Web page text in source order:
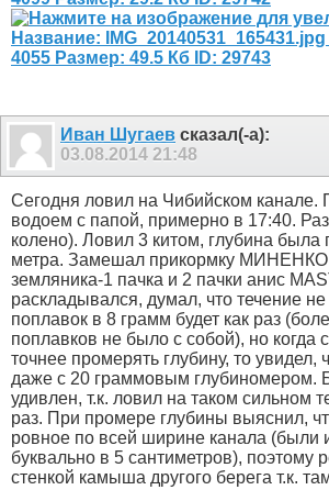
Иван Шугаев сказал(-а):
03.08.2014 21:48
Сегодня ловил на Чибийском канале.
водоем с папой, примерно в 17:40.
колено). Ловил 3 китом, глубина была
метра. Замешал прикормку МИНЕНКО
земляника-1 пачка и 2 пачки анис
раскладывался, думал, что течение
поплавок в 8 грамм будет как раз
поплавков не было с собой), но когда
точнее промерять глубину, то увидел,
даже с 20 граммовым глубиномером.
удивлен, т.к. ловил на таком сильном
раз. При промере глубины выяснил,
ровное по всей ширине канала (были
буквально в 5 сантиметров), поэтому
стенкой камыша другого берега т.к.